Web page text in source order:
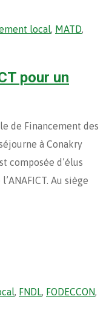
local, MATD,
pour un
de Financement des
à Conakry
composée d’élus
Au siège
, FNDL, FODECCON,